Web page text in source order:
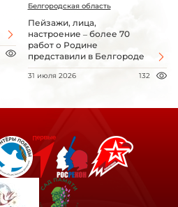
Белгородская область
Пейзажи, лица,
настроение – более 70
работ о Родине
представили в Белгороде
31 июля 2026 132